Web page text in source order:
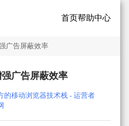
首页帮助中心
广告屏蔽效率
广告屏蔽效率
的移动浏览器技术栈 - 运营者